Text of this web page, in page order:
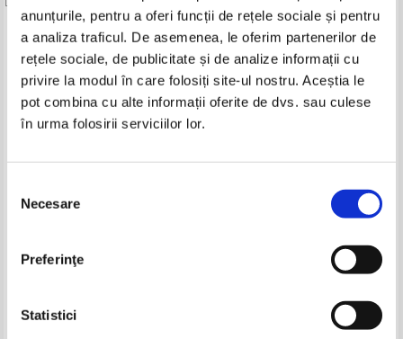
anunțurile, pentru a oferi funcții de rețele sociale și pentru
a analiza traficul. De asemenea, le oferim partenerilor de
rețele sociale, de publicitate și de analize informații cu
privire la modul în care folosiți site-ul nostru. Aceștia le
pot combina cu alte informații oferite de dvs. sau culese
în urma folosirii serviciilor lor.
consimțământului
Necesare
Preferinţe
Statistici
Produse din aceeasi categorie
David Epstein - Range. De ce
Adaugă în coș
-40%
Daniel C. Esty, Andrew S.
Lei